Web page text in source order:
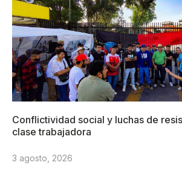
Conflictividad social y luchas de
clase trabajadora
3 agosto, 2026